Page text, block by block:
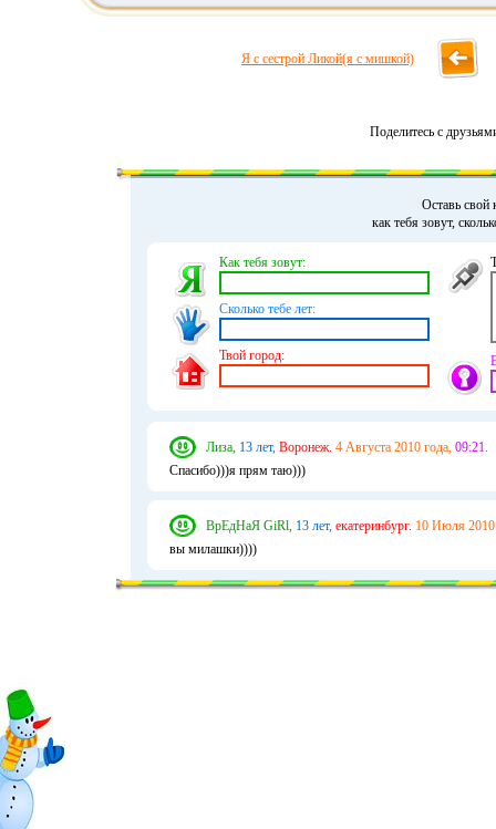
Я с сестрой Ликой(я с мишкой)
Поделитесь с
Оставь свой
как тебя зовут,
Как тебя зовут:
Сколько тебе лет:
Твой город:
Лиза, 13 лет, Воронеж. 4 Августа 2010 года, 09:21.
Спасибо)))я прям таю)))
ВрЕдНаЯ GiRl, 13 лет, екатеринбург. 10 Июля 2010
вы милашки))))